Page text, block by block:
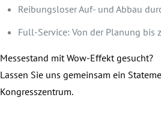
Reibungsloser Auf- und Abbau
Full-Service: Von der Planung bis
Messestand mit Wow-Effekt gesucht?
Lassen Sie uns gemeinsam ein
Kongresszentrum.